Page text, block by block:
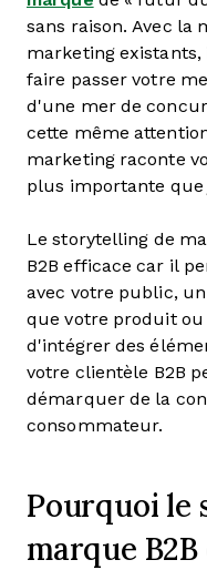
sans raison. Avec la
marketing
faire passer votre
d'une mer de
cette même
marketing raconte
plus importante que
Le storytelling de
B2B efficace car il
avec votre public,
que votre produit
d'intégrer des
votre clientèle B2B
démarquer de la
consommateur.
Pourquoi le
marque